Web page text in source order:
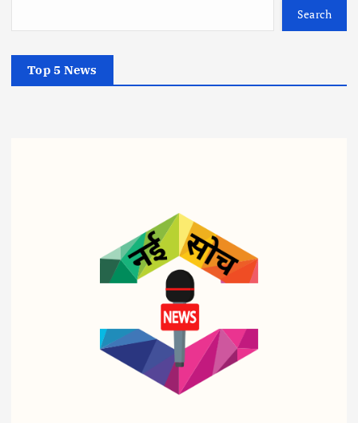
Search
Top 5 News
व्यापार
ट्रिप